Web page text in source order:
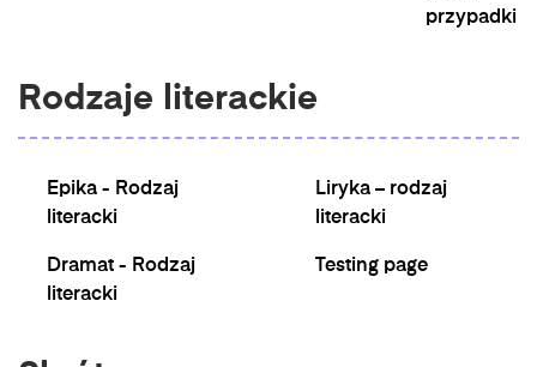
przypadki
Rodzaje literackie
Epika - Rodzaj
literacki
Dramat - Rodzaj
literacki
Liryka – rodzaj
literacki
Testing page